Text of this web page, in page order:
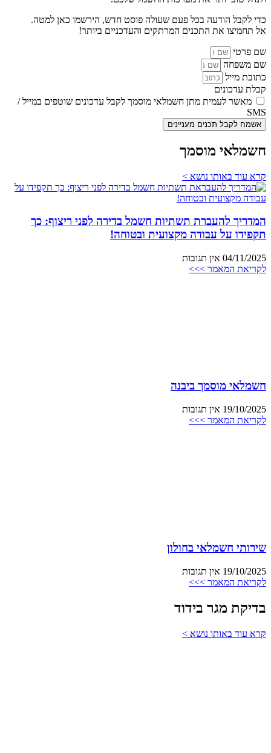
כדי לקבל הודעה בכל פעם שעולה פוסט חדש, הירשמו כאן למטה.
אל תחמיצו את התכנים המרתקים והעדכניים ביותר!
שם פרטי
שם משפחה
כתובת מייל
קבלת עדכונים
מאשר לעמית מתן חשמלאי מוסמך לקבל עדכונים שוטפים במייל /
SMS
אשמח לקבל תכנים מעניינים
חשמלאי מוסמך
קרא עוד באותו נושא >
המדריך להעברת תשתיות חשמל בדירה לפני ריצוף: כך
תקפידו על עבודה מקצועית ובטוחה!
04/11/2025 אין תגובות
לקריאת המאמר >>>
חשמלאי מוסמך ביבנה
19/10/2025 אין תגובות
לקריאת המאמר >>>
שירותי חשמלאי בחולון
19/10/2025 אין תגובות
לקריאת המאמר >>>
בדיקת מגר בידוד
קרא עוד באותו נושא >